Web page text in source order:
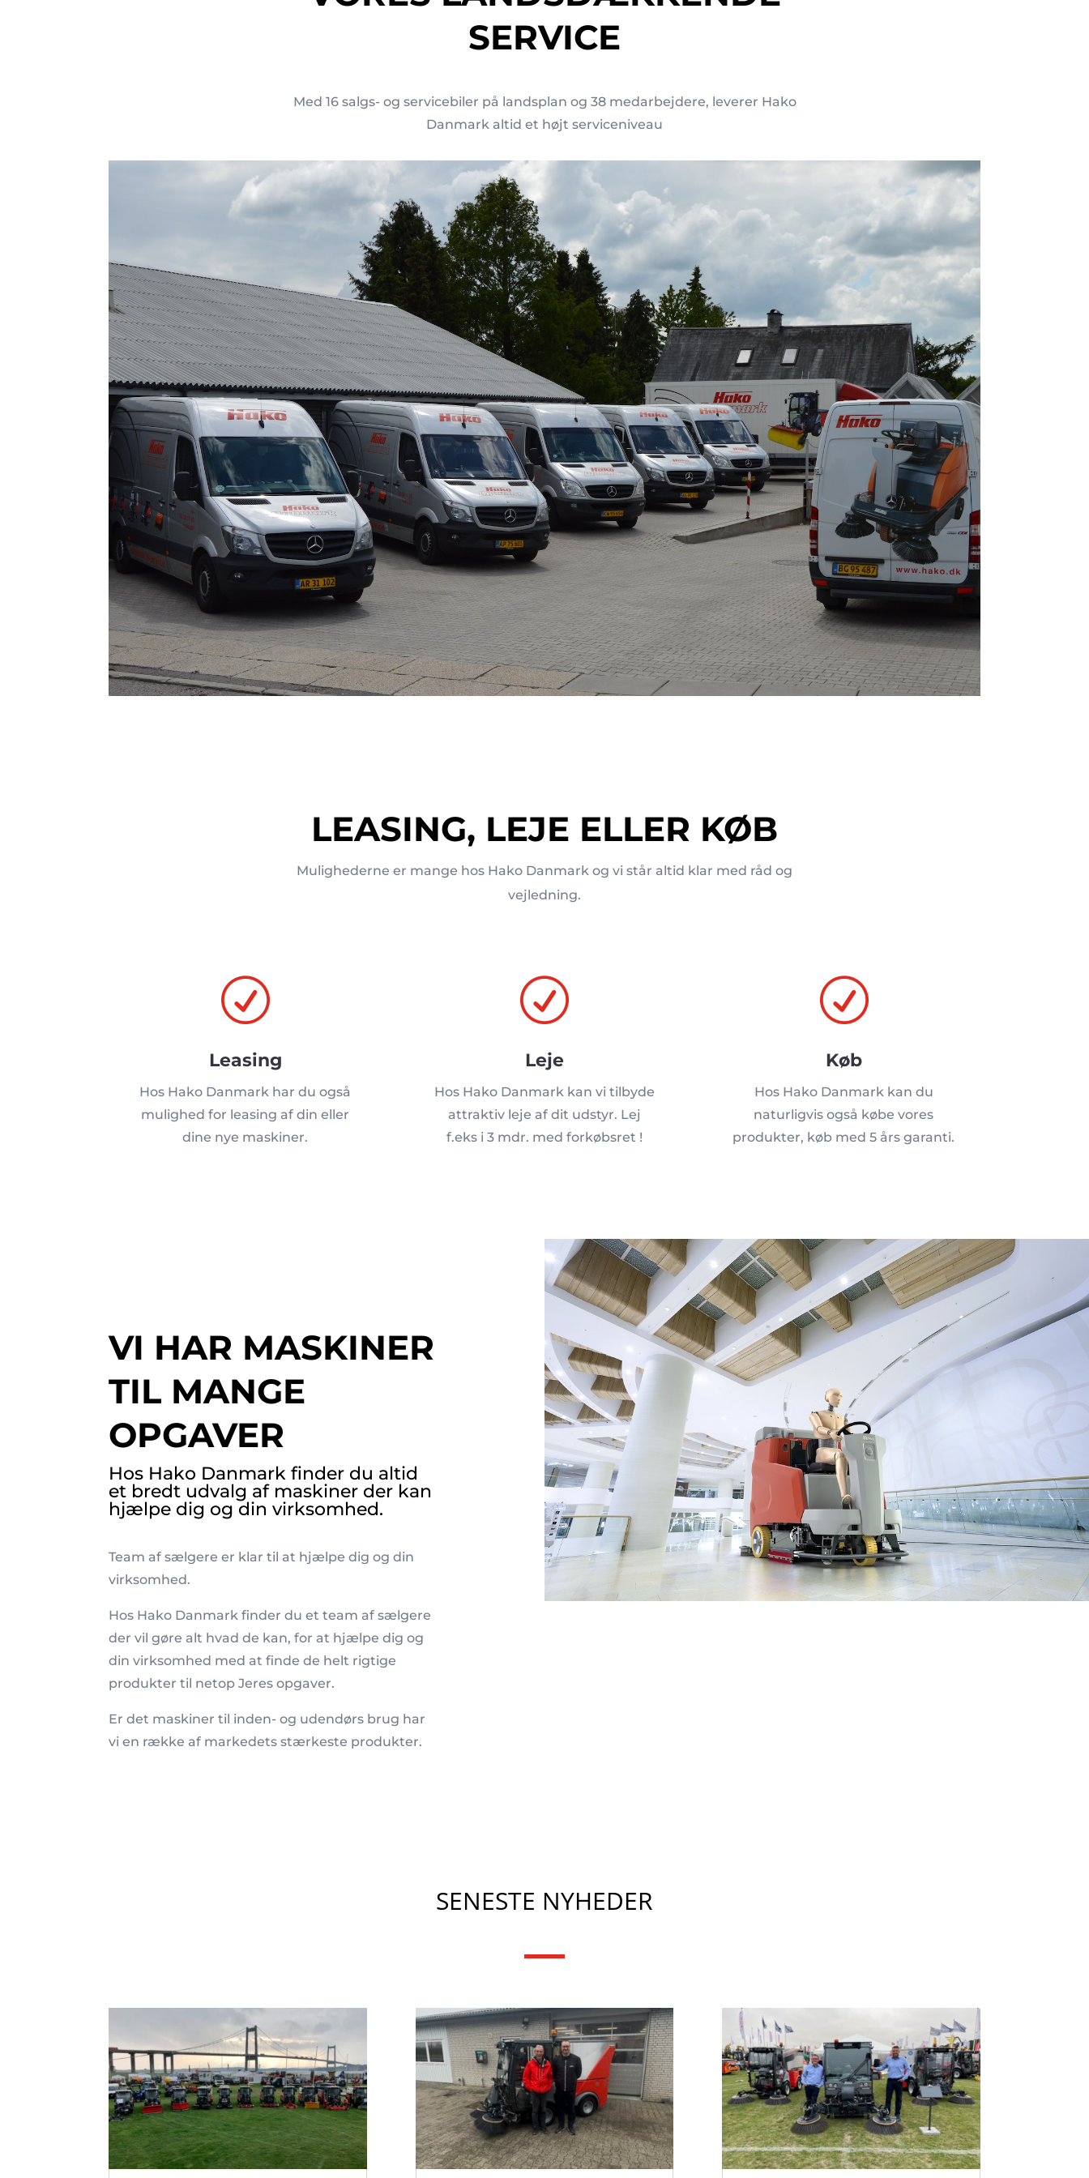
SERVICE
Med 16 salgs- og servicebiler på landsplan og 38 medarbejdere, leverer Hako
Danmark altid et højt serviceniveau
LEASING, LEJE ELLER KØB
Mulighederne er mange hos Hako Danmark og vi står altid klar med råd og
vejledning.
R
Leasing
Hos Hako Danmark har du også
mulighed for leasing af din eller
dine nye maskiner.
R
Leje
Hos Hako Danmark kan vi tilbyde
attraktiv leje af dit udstyr. Lej
f.eks i 3 mdr. med forkøbsret !
R
Køb
Hos Hako Danmark kan du
naturligvis også købe vores
produkter, køb med 5 års garanti.
VI HAR MASKINER
TIL MANGE
OPGAVER
Hos Hako Danmark finder du altid
et bredt udvalg af maskiner der kan
hjælpe dig og din virksomhed.
Team af sælgere er klar til at hjælpe dig og din
virksomhed.
Hos Hako Danmark finder du et team af sælgere
der vil gøre alt hvad de kan, for at hjælpe dig og
din virksomhed med at finde de helt rigtige
produkter til netop Jeres opgaver.
Er det maskiner til inden- og udendørs brug har
vi en række af markedets stærkeste produkter.
SENESTE NYHEDER